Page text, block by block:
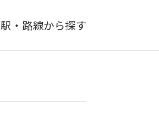
駅・路線から探す